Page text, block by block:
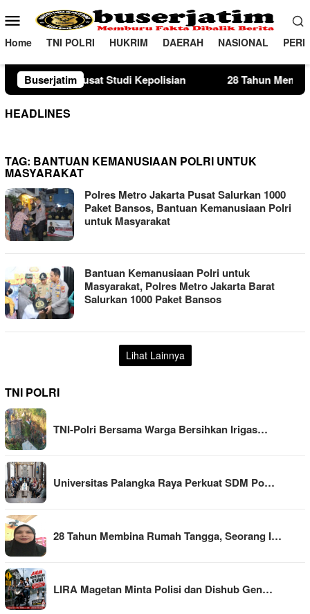
ke
konten
Menu
Mobile
Home TNI POLRI HUKRIM DAERAH NASIONAL
Buserjatim
Studi Kepolisian 28 Tahun Membina Rumah Tangga,
HEADLINES
TAG: BANTUAN KEMANUSIAAN POLRI UNTUK
MASYARAKAT
Polres Metro Jakarta Pusat Salurkan 1000
Paket Bansos, Bantuan Kemanusiaan Polri
untuk Masyarakat
Bantuan Kemanusiaan Polri untuk
Masyarakat, Polres Metro Jakarta Barat
Salurkan 1000 Paket Bansos
Lihat Lainnya
TNI POLRI
TNI-Polri Bersama Warga Bersihkan Irigas…
Universitas Palangka Raya Perkuat SDM Po…
28 Tahun Membina Rumah Tangga, Seorang I…
LIRA Magetan Minta Polisi dan Dishub Gen…